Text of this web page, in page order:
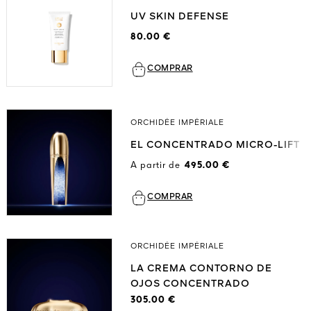
UV SKIN DEFENSE
80.00 €
COMPRAR
ORCHIDÉE IMPÉRIALE
EL CONCENTRADO MICRO-LIFT
A partir de 495.00 €
COMPRAR
ORCHIDÉE IMPÉRIALE
LA CREMA CONTORNO DE
OJOS CONCENTRADO
MOLECULAR
305.00 €